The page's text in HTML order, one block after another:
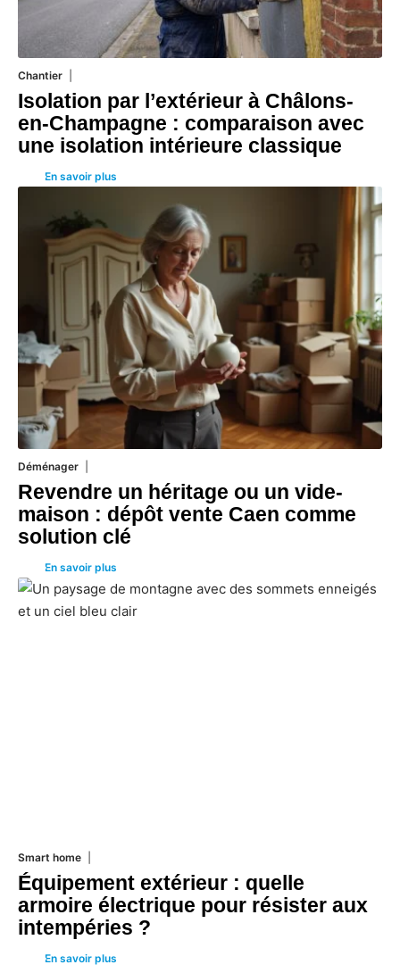
Chantier
Isolation par l’extérieur à Châlons-
en-Champagne : comparaison avec
une isolation intérieure classique
En savoir plus
Déménager
Revendre un héritage ou un vide-
maison : dépôt vente Caen comme
solution clé
En savoir plus
Smart home
Équipement extérieur : quelle
armoire électrique pour résister aux
intempéries ?
En savoir plus